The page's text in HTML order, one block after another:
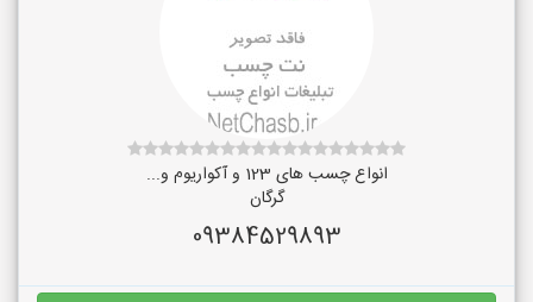
انواع چسب های 123 و آکواریوم و...
گرگان
09384529893